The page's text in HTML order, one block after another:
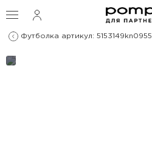
Футболка артикул: 5153149kn0955